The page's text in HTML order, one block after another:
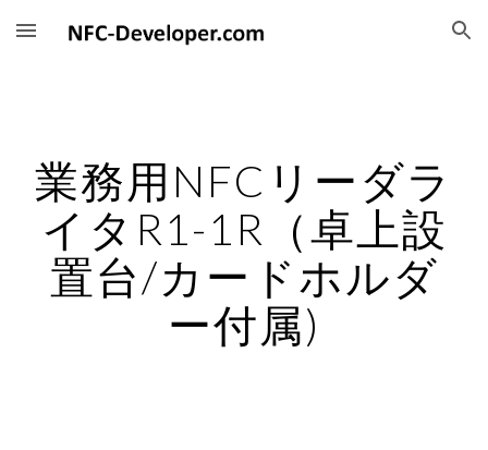
Skip to main content Skip to navigation
業務用NFCリーダラ
イタR1-1R（卓上設
置台/カードホルダ
ー付属)